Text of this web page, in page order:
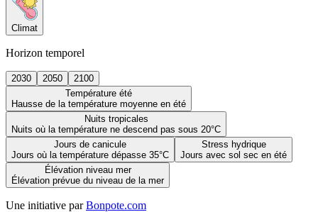
Climat
Horizon temporel
2030 2050
2100
Température été
Hausse de la température moyenne en été
Nuits tropicales
Nuits où la température ne descend pas sous 20°C
Jours de canicule
Jours où la température dépasse 35°C
Stress hydrique
Jours avec sol sec en été
Élévation niveau mer
Élévation prévue du niveau de la mer
Une initiative par Bonpote.com